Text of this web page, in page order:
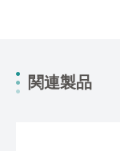
関連製品